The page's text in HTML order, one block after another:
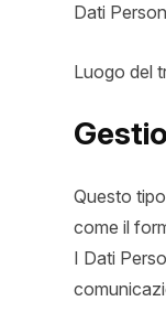
Dati
Luogo del
Questo
come il
I Dati